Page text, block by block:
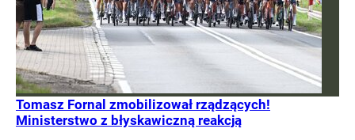
Tomasz Fornal zmobilizował rządzących!
Ministerstwo z błyskawiczną reakcją